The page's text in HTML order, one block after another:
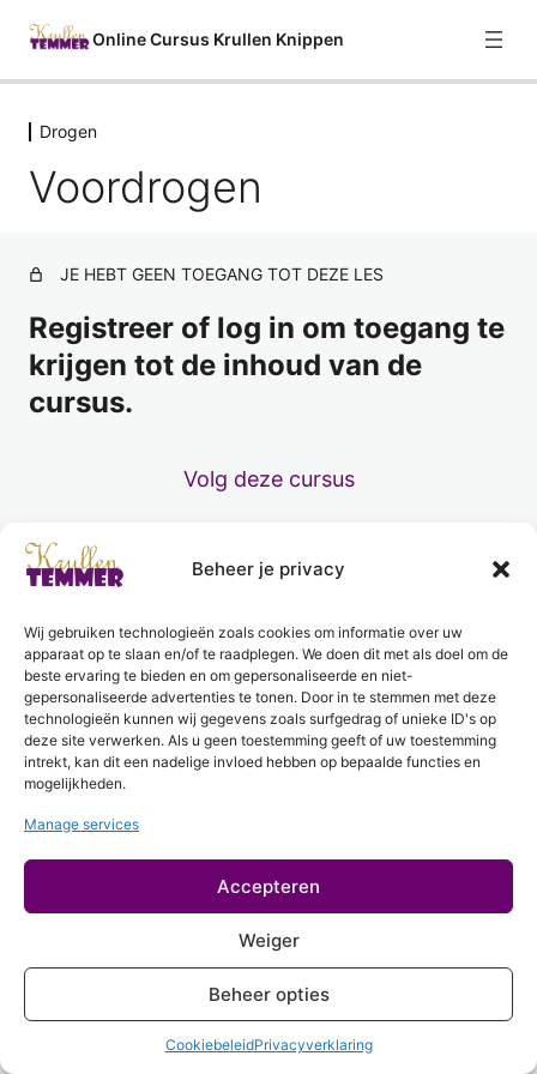
Beheer je privacy
Wij gebruiken technologieën zoals cookies om informatie over uw
apparaat op te slaan en/of te raadplegen. We doen dit met als doel om de
beste ervaring te bieden en om gepersonaliseerde en niet-
gepersonaliseerde advertenties te tonen. Door in te stemmen met deze
technologieën kunnen wij gegevens zoals surfgedrag of unieke ID's op
deze site verwerken. Als u geen toestemming geeft of uw toestemming
intrekt, kan dit een nadelige invloed hebben op bepaalde functies en
mogelijkheden.
Manage services
Accepteren
Weiger
Beheer opties
CookiebeleidPrivacyverklaring
Online Cursus Krullen Knippen
Welkom
2 lessen
Curly Girl Methode
Haareigenschappen
Consultatie
5 lessen
Krullen Knippen
12 lessen
6 lessen
Drogen
Voordrogen
Volledig drogen
Perfectioneren
2 lessen
Aanvullende behandelingen
Meer over krullen
2 lessen
Drogen
Voordrogen
JE HEBT GEEN TOEGANG TOT DEZE LES
Registreer of log in om toegang te
krijgen tot de inhoud van de
cursus.
Volg deze cursus